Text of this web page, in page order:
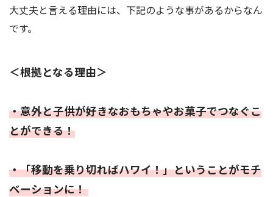
大丈夫と言える理由には、下記のような事があるからなん
です。
＜根拠となる理由＞
・意外と子供が好きなおもちゃやお菓子でつなぐこ
とができる！
・「移動を乗り切ればハワイ！」ということがモチ
ベーションに！